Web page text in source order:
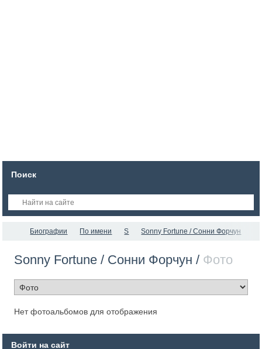
Поиск
Биографии По имени S Sonny Fortune / Сонни Форчун
Sonny Fortune / Сонни Форчун / Фото
Нет фотоальбомов для отображения
Войти на сайт